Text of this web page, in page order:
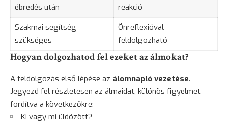
ébredés után
reakció
Szakmai segítség
szükséges
Önreflexióval
feldolgozható
Hogyan dolgozhatod fel ezeket az álmokat?
A feldolgozás első lépése az álomnapló vezetése.
Jegyezd fel részletesen az álmaidat, különös figyelmet
fordítva a következőkre:
Ki vagy mi üldözött?